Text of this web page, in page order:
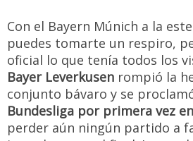
Con el Bayern Múnich a la
puedes tomarte un respiro,
oficial lo que tenía todos los
Bayer Leverkusen rompió la
conjunto bávaro y se
Bundesliga por primera vez
perder aún ningún partido a